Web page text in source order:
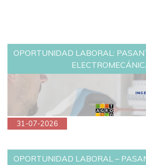
OPORTUNIDAD LABORAL:
31-07-2026
OPORTUNIDAD LABORAL –